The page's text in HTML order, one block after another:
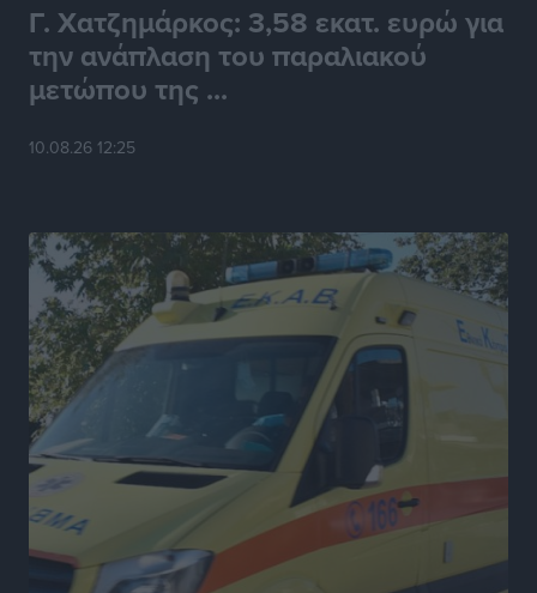
Γ. Χατζημάρκος: 3,58 εκατ. ευρώ για
την ανάπλαση του παραλιακού
μετώπου της ...
10.08.26 12:25